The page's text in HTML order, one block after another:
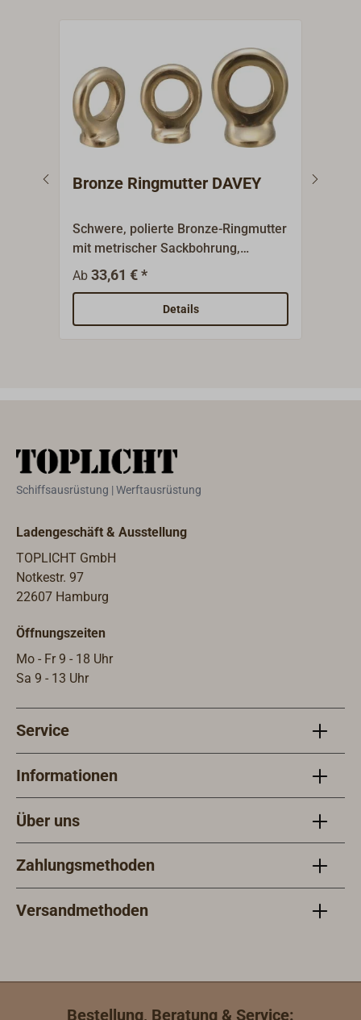
Bronze Ringmutter DAVEY
Schwere, polierte Bronze-Ringmutter
mit metrischer Sackbohrung,
hergestellt im Sandgussvverfahren
vom Traditionshersteller DAVEY aus
London. Optisch ein voller Ring mit
Fuß, dadurch wirkt der Beschlag im
Ab33,61 € *
Details
Schiffsausrüstung | Werftausrüstung
Ladengeschäft & Ausstellung
TOPLICHT GmbH
Notkestr. 97
22607 Hamburg
Öffnungszeiten
Mo - Fr 9 - 18 Uhr
Sa 9 - 13 Uhr
Service
Informationen
Über uns
Zahlungsmethoden
Versandmethoden
Bestellung, Beratung & Service: